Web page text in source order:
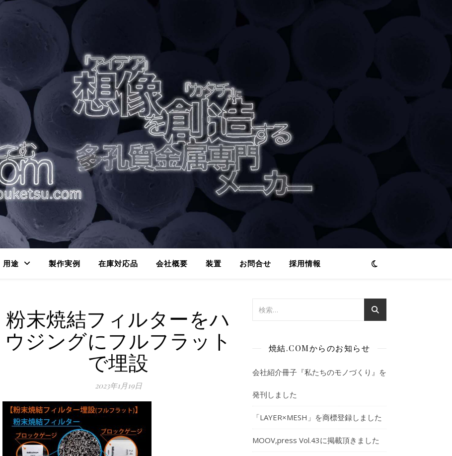
用途 製作実例 在庫対応品 会社概要 装置 お問合せ 採用情報
粉末焼結フィルターをハ
ウジングにフルフラット
で埋設
2023年1月19日
焼結.COMからのお知らせ
会社紹介冊子『私たちのモノづくり』を
発刊しました
「LAYER×MESH」を商標登録しました
MOOV,press Vol.43に掲載頂きました